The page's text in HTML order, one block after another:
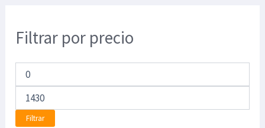
Filtrar por precio
Filtrar